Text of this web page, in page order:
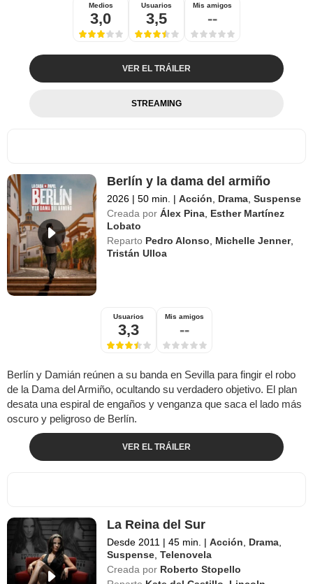
Medios
3,0
Usuarios
3,5
Mis amigos
--
VER EL TRÁILER
STREAMING
Berlín y la dama del armiño
2026 | 50 min. | Acción Drama ,Suspense
Creada por Álex Pina Esther Martínez
Lobato
Reparto Pedro Alonso Michelle Jenner,
Tristán Ulloa
Usuarios
3,3
Mis amigos
--
Berlín y Damián reúnen a su banda en Sevilla para fingir el robo
de la Dama del Armiño, ocultando su verdadero objetivo. El plan
desata una espiral de engaños y venganza que saca el lado más
oscuro y peligroso de Berlín.
VER EL TRÁILER
La Reina del Sur
Desde 2011 | 45 min. | Acción Drama
Suspense ,Telenovela
Creada por Roberto Stopello